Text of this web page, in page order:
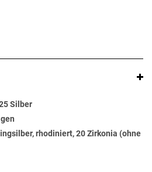
Silber
rhodiniert, 20 Zirkonia (ohne